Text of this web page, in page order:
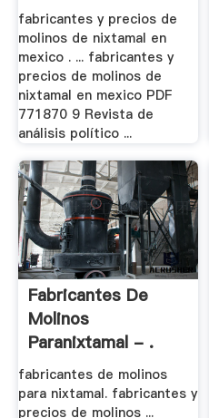
fabricantes y precios de
molinos de nixtamal en
mexico . ... fabricantes y
precios de molinos de
nixtamal en mexico PDF
771870 9 Revista de
análisis político ...
Fabricantes De
Molinos
Paranixtamal - .
fabricantes de molinos
para nixtamal. fabricantes y
precios de molinos ...